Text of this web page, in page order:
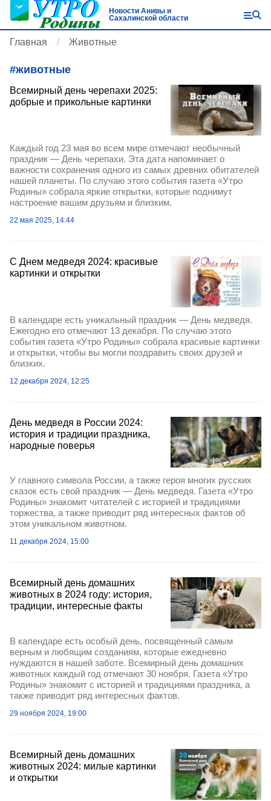
Новости Анивы и
Сахалинской области
Главная Животные
#животные
Всемирный день черепахи 2025:
добрые и прикольные картинки
Каждый год 23 мая во всем мире отмечают необычный
праздник — День черепахи. Эта дата напоминает о
важности сохранения одного из самых древних обитателей
нашей планеты. По случаю этого события газета «Утро
Родины» собрала яркие открытки, которые поднимут
настроение вашим друзьям и близким.
22 мая 2025, 14:44
С Днем медведя 2024: красивые
картинки и открытки
В календаре есть уникальный праздник — День медведя.
Ежегодно его отмечают 13 декабря. По случаю этого
события газета «Утро Родины» собрала красивые картинки
и открытки, чтобы вы могли поздравить своих друзей и
близких.
12 декабря 2024, 12:25
День медведя в России 2024:
история и традиции праздника,
народные поверья
У главного символа России, а также героя многих русских
сказок есть свой праздник — День медведя. Газета «Утро
Родины» знакомит читателей с историей и традициями
торжества, а также приводит ряд интересных фактов об
этом уникальном животном.
11 декабря 2024, 15:00
Всемирный день домашних
животных в 2024 году: история,
традиции, интересные факты
В календаре есть особый день, посвященный самым
верным и любящим созданиям, которые ежедневно
нуждаются в нашей заботе. Всемирный день домашних
животных каждый год отмечают 30 ноября. Газета «Утро
Родины» знакомит с историей и традициями праздника, а
также приводит ряд интересных фактов.
29 ноября 2024, 19:00
Всемирный день домашних
животных 2024: милые картинки
и открытки